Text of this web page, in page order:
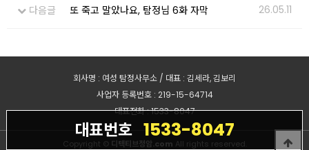
다음글
또 죽고 말았나요, 탐정님 6화 자막 26.05.11
대표번호 1533-8047
회사명 : 여성 탐정사무소 / 대표 : 김세라, 김보리
사업자 등록번호 : 219-15-64714
대표전화 : 1533-8047
Copyright © 디텍티브정암.com All rights reserved.